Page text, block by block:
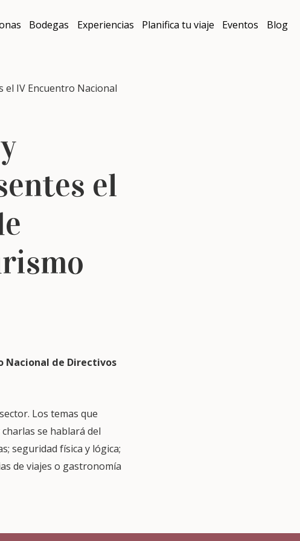
Bodegas Experiencias Planifica tu viaje Eventos Blog
IV Encuentro Nacional
el
Nacional de Directivos
Los temas que
se hablará del
seguridad física y lógica;
de viajes o gastronomía